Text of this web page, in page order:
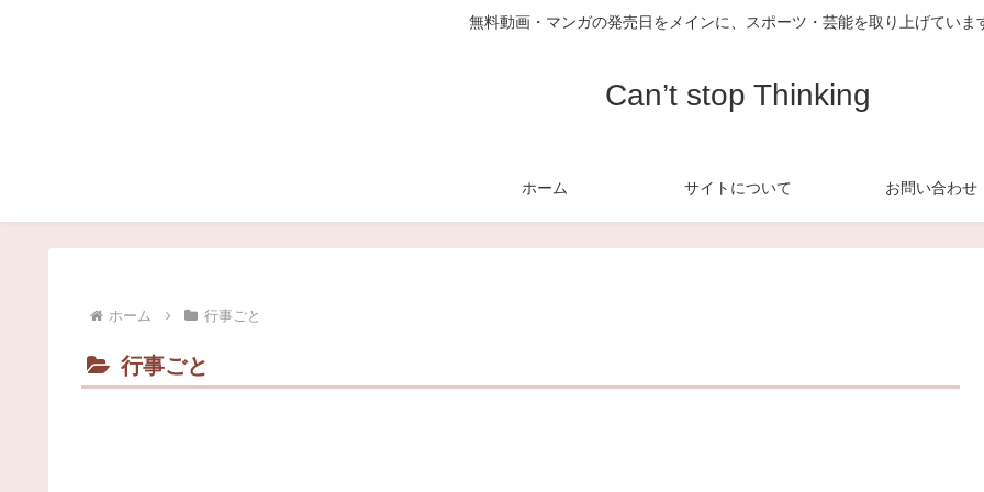
無料動画・マンガの発売日をメインに、スポーツ・芸能を取り上げていま
Can’t stop Thinking
ホーム サイトについて お問い合わせ
ホーム 行事ごと
行事ごと